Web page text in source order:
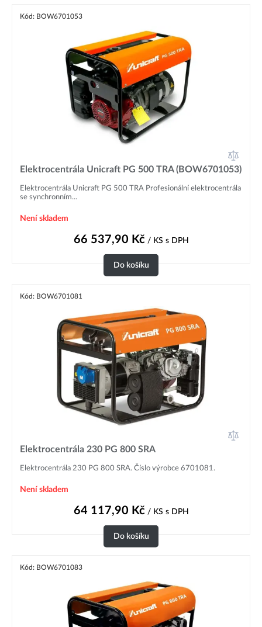
Kód: BOW6701053
Elektrocentrála Unicraft PG 500 TRA (BOW6701053)
Elektrocentrála Unicraft PG 500 TRA Profesionální elektrocentrála
se synchronním...
Není skladem
66 537,90 Kč/ KS s DPH
Do košíku
Kód: BOW6701081
Elektrocentrála 230 PG 800 SRA
Elektrocentrála 230 PG 800 SRA. Číslo výrobce 6701081.
Není skladem
64 117,90 Kč/ KS s DPH
Do košíku
Kód: BOW6701083